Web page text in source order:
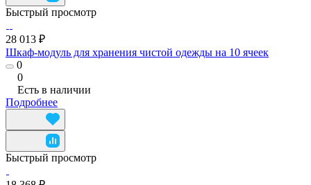
Быстрый просмотр
28 013 ₽
Шкаф-модуль для хранения чистой одежды на 10 ячеек
0
0
Есть в наличии
Подробнее
Быстрый просмотр